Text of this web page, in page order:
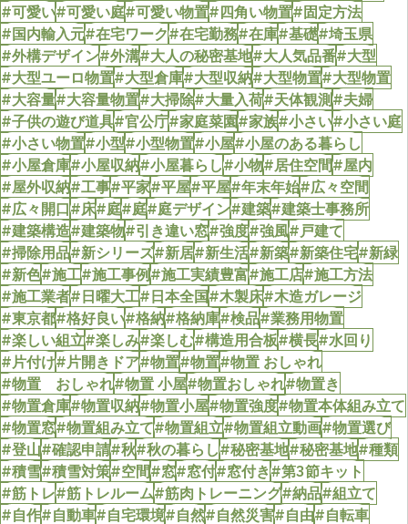
#可愛い#可愛い庭#可愛い物置#四角い物置#固定方法
#国内輸入元#在宅ワーク#在宅勤務#在庫#基礎#埼玉県
#外構デザイン#外溝#大人の秘密基地#大人気品番#大型
#大型ユーロ物置#大型倉庫#大型収納#大型物置#大型物置
#大容量#大容量物置#大掃除#大量入荷#天体観測#夫婦
#子供の遊び道具#官公庁#家庭菜園#家族#小さい#小さい庭
#小さい物置#小型#小型物置#小屋#小屋のある暮らし
#小屋倉庫#小屋収納#小屋暮らし#小物#居住空間#屋内
#屋外収納#工事#平家#平屋#平屋#年末年始#広々空間
#広々開口#床#庭#庭#庭デザイン#建築#建築士事務所
#建築構造#建築物#引き違い窓#強度#強風#戸建て
#掃除用品#新シリーズ#新居#新生活#新築#新築住宅#新緑
#新色#施工#施工事例#施工実績豊富#施工店#施工方法
#施工業者#日曜大工#日本全国#木製床#木造ガレージ
#東京都#格好良い#格納#格納庫#検品#業務用物置
#楽しい組立#楽しみ#楽しむ#構造用合板#横長#水回り
#片付け#片開きドア#物置#物置#物置 おしゃれ
#物置 おしゃれ#物置 小屋#物置おしゃれ#物置き
#物置倉庫#物置収納#物置小屋#物置強度#物置本体組み立て
#物置窓#物置組み立て#物置組立#物置組立動画#物置選び
#登山#確認申請#秋#秋の暮らし#秘密基地#秘密基地#種類
#積雪#積雪対策#空間#窓#窓付#窓付き#第3節キット
#筋トレ#筋トレルーム#筋肉トレーニング#納品#組立て
#自作#自動車#自宅環境#自然#自然災害#自由#自転車